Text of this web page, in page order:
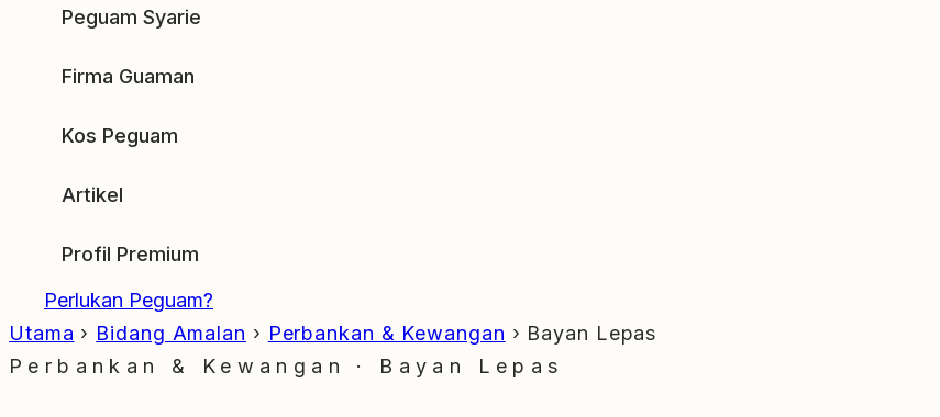
Peguam Syarie
Firma Guaman
Kos Peguam
Artikel
Profil Premium
Perlukan Peguam?
Utama › Bidang Amalan › Perbankan & Kewangan › Bayan Lepas
Perbankan & Kewangan · Bayan Lepas